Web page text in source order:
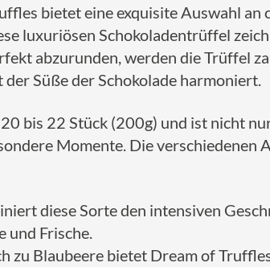
bietet eine exquisite Auswahl
luxuriösen Schokoladentrüffel
abzurunden, werden die Trüffel
Süße der Schokolade harmoniert.
bis 22 Stück (200g) und ist nicht
Momente. Die verschiedenen
diese Sorte den intensiven
und Frische.
zu Blaubeere bietet Dream of